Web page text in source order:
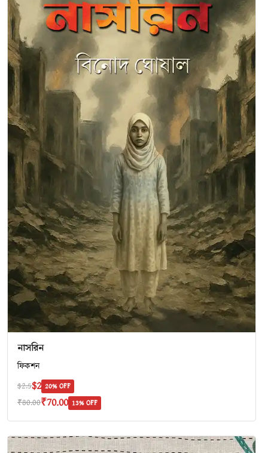
নাসরিন
ফিকশন
$2.5$2 20% OFF
₹80.00₹70.00 13% OFF